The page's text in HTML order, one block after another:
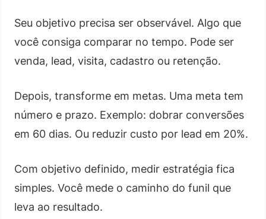
Seu objetivo precisa ser observável. Algo que
você consiga comparar no tempo. Pode ser
venda, lead, visita, cadastro ou retenção.
Depois, transforme em metas. Uma meta tem
número e prazo. Exemplo: dobrar conversões
em 60 dias. Ou reduzir custo por lead em 20%.
Com objetivo definido, medir estratégia fica
simples. Você mede o caminho do funil que
leva ao resultado.